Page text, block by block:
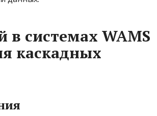
системах WAMS
каскадных